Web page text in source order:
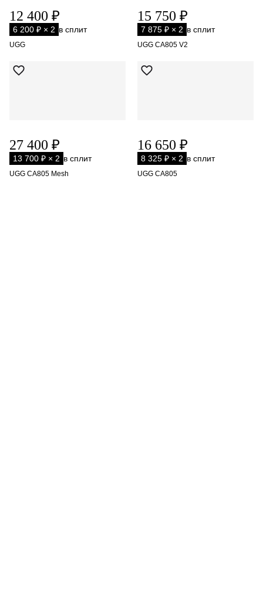
12 400 ₽
6 200 ₽ × 2 в сплит
UGG
15 750 ₽
7 875 ₽ × 2 в сплит
UGG CA805 V2
27 400 ₽
13 700 ₽ × 2 в сплит
UGG CA805 Mesh
16 650 ₽
8 325 ₽ × 2 в сплит
UGG CA805